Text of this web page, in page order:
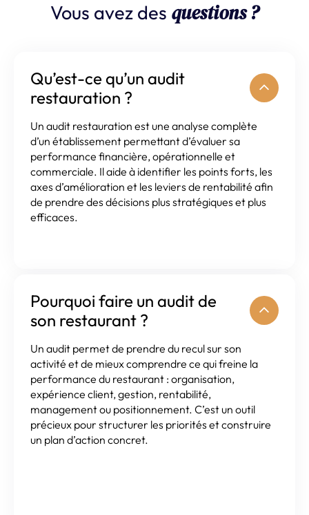
Vous avez des questions ?
Qu’est-ce qu’un audit
restauration ?
Un audit restauration est une analyse complète
d’un établissement permettant d’évaluer sa
performance financière, opérationnelle et
commerciale. Il aide à identifier les points forts, les
axes d’amélioration et les leviers de rentabilité afin
de prendre des décisions plus stratégiques et plus
efficaces.
Pourquoi faire un audit de
son restaurant ?
Un audit permet de prendre du recul sur son
activité et de mieux comprendre ce qui freine la
performance du restaurant : organisation,
expérience client, gestion, rentabilité,
management ou positionnement. C’est un outil
précieux pour structurer les priorités et construire
un plan d’action concret.